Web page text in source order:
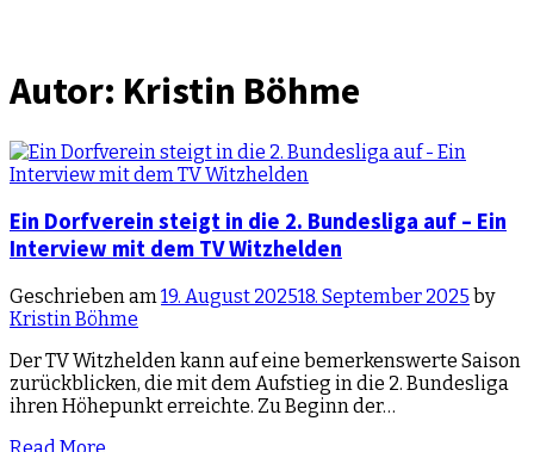
Autor: Kristin Böhme
Ein Dorfverein steigt in die 2. Bundesliga auf – Ein
Interview mit dem TV Witzhelden
Geschrieben am19. August 202518. September 2025 by
Kristin Böhme
Der TV Witzhelden kann auf eine bemerkenswerte Saison
zurückblicken, die mit dem Aufstieg in die 2. Bundesliga
ihren Höhepunkt erreichte. Zu Beginn der…